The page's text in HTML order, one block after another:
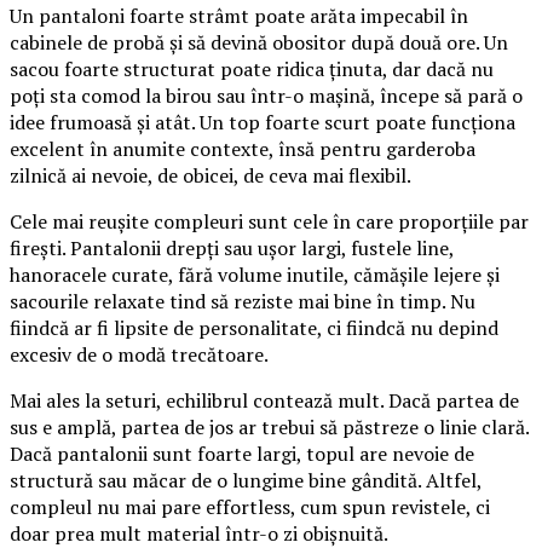
Un pantaloni foarte strâmt poate arăta impecabil în
cabinele de probă și să devină obositor după două ore. Un
sacou foarte structurat poate ridica ținuta, dar dacă nu
poți sta comod la birou sau într-o mașină, începe să pară o
idee frumoasă și atât. Un top foarte scurt poate funcționa
excelent în anumite contexte, însă pentru garderoba
zilnică ai nevoie, de obicei, de ceva mai flexibil.
Cele mai reușite compleuri sunt cele în care proporțiile par
firești. Pantalonii drepți sau ușor largi, fustele line,
hanoracele curate, fără volume inutile, cămășile lejere și
sacourile relaxate tind să reziste mai bine în timp. Nu
fiindcă ar fi lipsite de personalitate, ci fiindcă nu depind
excesiv de o modă trecătoare.
Mai ales la seturi, echilibrul contează mult. Dacă partea de
sus e amplă, partea de jos ar trebui să păstreze o linie clară.
Dacă pantalonii sunt foarte largi, topul are nevoie de
structură sau măcar de o lungime bine gândită. Altfel,
compleul nu mai pare effortless, cum spun revistele, ci
doar prea mult material într-o zi obișnuită.